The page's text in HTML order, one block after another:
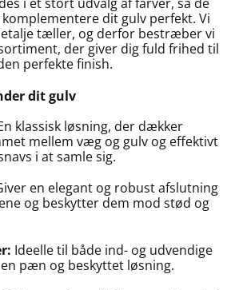
dit gulv perfekt. Vi
tæller, og derfor bestræber vi
der giver dig fuld frihed til
perfekte finish.
dit gulv
klassisk løsning, der dækker
mellem væg og gulv og effektivt
i at samle sig.
en elegant og robust afslutning
og beskytter dem mod stød og
Ideelle til både ind- og udvendige
pæn og beskyttet løsning.